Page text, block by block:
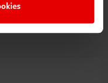
kreisen